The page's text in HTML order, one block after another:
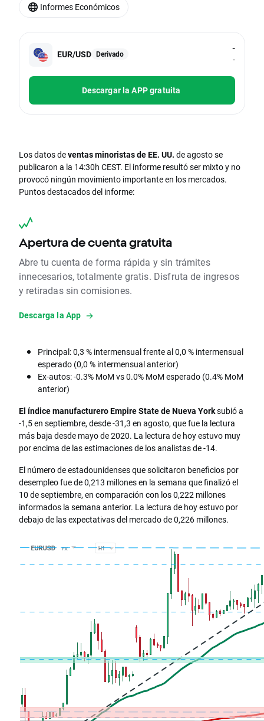
EUR/USD Derivado
-
-
Descargar la APP gratuita
Los datos deventas minoristas de EE. UU. de agosto se
publicaron a la 14:30h CEST. El informe resultó ser mixto y no
provocó ningún movimiento importante en los mercados.
Puntos destacados del informe:
Apertura de cuenta gratuita
Abre tu cuenta de forma rápida y sin trámites
innecesarios, totalmente gratis. Disfruta de ingresos
y retiradas sin comisiones.
Descarga la App
Principal: 0,3 % intermensual frente al 0,0 % intermensual
esperado (0,0 % intermensual anterior)
Ex-autos: -0.3% MoM vs 0.0% MoM esperado (0.4% MoM
anterior)
El índice manufacturero Empire State de Nueva Yorksubió a
-1,5 en septiembre, desde -31,3 en agosto, que fue la lectura
más baja desde mayo de 2020. La lectura de hoy estuvo muy
por encima de las estimaciones de los analistas de -14.
El número de estadounidenses que solicitaron beneficios por
desempleo fue de 0,213 millones en la semana que finalizó el
10 de septiembre, en comparación con los 0,222 millones
informados la semana anterior. La lectura de hoy estuvo por
debajo de las expectativas del mercado de 0,226 millones.
Informes Económicos